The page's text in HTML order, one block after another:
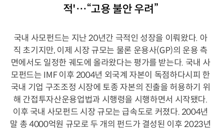
적'…“고용 불안 우려”
국내 사모펀드는 지난 20년간 극적인 성장을 이뤄왔다. 아
직 초기지만, 이제 시장 규모는 물론 운용사(GP)의 운용 측
면에서도 일정한 궤도에 올라왔다는 평가를 받는다. 국내 사
모펀드는 IMF 이후 2004년 외국계 자본이 독점하다시피 한
국내 기업 구조조정 시장에 토종 자본의 진출을 허용하기 위
해 간접투자산운용업법과 시행령을 시행하면서 시작됐다.
이후 국내 사모펀드 시장 규모는 급속도로 커졌다. 2004년
말 총 4000억원 규모로 두 개의 펀드가 결성된 이후 2023년